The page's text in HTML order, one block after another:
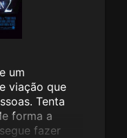
um
viação que
Tenta
forma a
fazer